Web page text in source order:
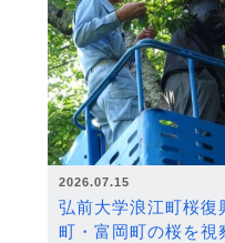
2026.07.15
弘前大学浪江町桜
町・富岡町の桜を視